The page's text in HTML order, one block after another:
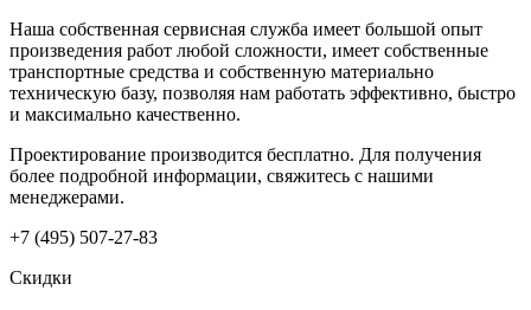
Наша собственная сервисная служба имеет большой опыт
произведения работ любой сложности, имеет собственные
транспортные средства и собственную материально
техническую базу, позволяя нам работать эффективно, быстро
и максимально качественно.
Проектирование производится бесплатно. Для получения
более подробной информации, свяжитесь с нашими
менеджерами.
+7 (495) 507-27-83
Скидки